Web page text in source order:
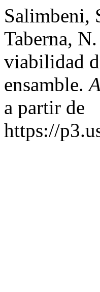
Salimbeni,
Taberna,
viabilidad
ensamble.
a partir de
https://